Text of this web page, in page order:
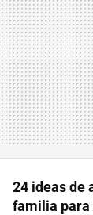
24 ideas de
familia para